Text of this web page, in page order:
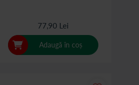
77,90 Lei
Adaugă în coș